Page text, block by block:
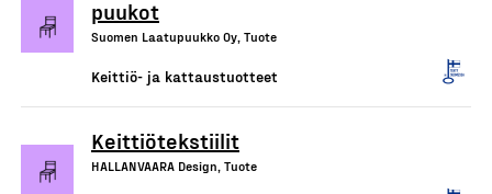
puukot
Suomen Laatupuukko Oy, Tuote
Keittiö- ja kattaustuotteet
Keittiötekstiilit
HALLANVAARA Design, Tuote